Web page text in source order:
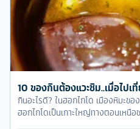
10 ของกินต้องแวะชิม..เมื่อไปเ
กินอะไรดี? ในฮอกไกโด เมืองหิมะข
ฮอกไกโดเป็นเกาะใหญ่ทางตอนเห